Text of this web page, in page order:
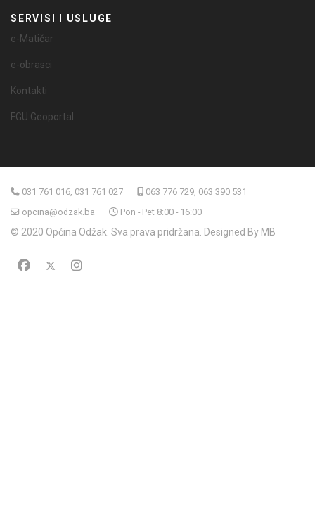
SERVISI I USLUGE
e-Matičar
e-obrasci
Kontakti
FGU Geoportal
031 761 016, 031 761 027
063 776 729, 063 390 531
opcina@odzak.ba
Pon - Pet 8:00 - 16:00
© 2020 Općina Odžak. Sva prava pridržana. Designed By MB